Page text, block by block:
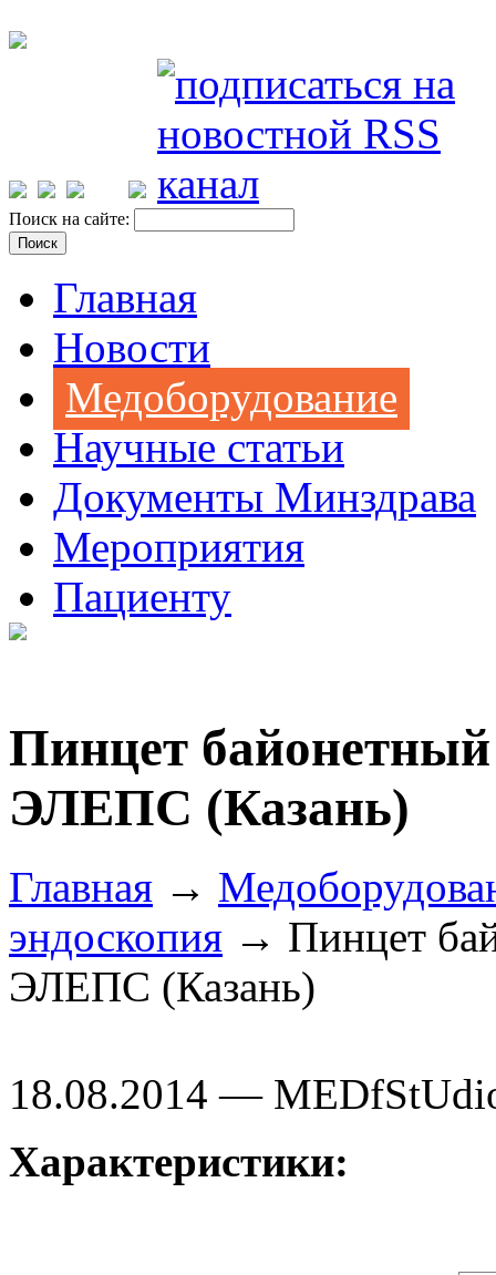
Поиск на сайте:
Главная
Новости
Медоборудование
Научные статьи
Документы Минздрава
Мероприятия
Пациенту
Пинцет
ЭЛЕПС (Казань)
Главная →
эндоскопия → Пинцет
ЭЛЕПС (Казань)
18.08.2014 —
Характеристики: